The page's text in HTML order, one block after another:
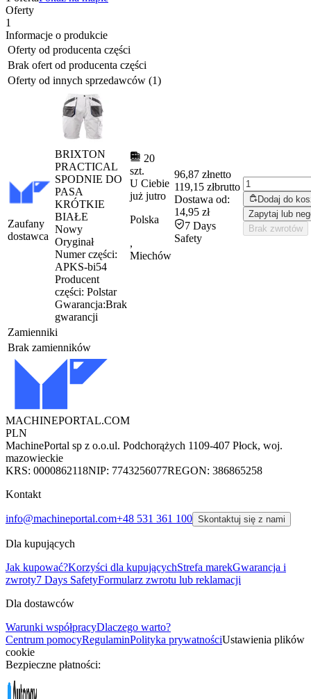
Oferty
1
Informacje o produkcie
Oferty od producenta części
Brak ofert od producenta części
Oferty od innych sprzedawców (1)
Zaufany
dostawca
BRIXTON
PRACTICAL
SPODNIE DO
PASA
KRÓTKIE
BIAŁE
Nowy
Oryginał
Numer części:
APKS-bi54
Producent
części: Polstar
Gwarancja:Brak
gwarancji
20
szt.
U Ciebie
już jutro
Polska
,
Miechów
96,87 złnetto
119,15 złbrutto
Dostawa od:
14,95 zł
7 Days
Safety
Dodaj do
Zapytaj lub
Brak zwrotów
Zamienniki
Brak zamienników
MACHINEPORTAL.COM
PLN
MachinePortal sp z o.o.ul. Podchorążych 1109-407 Płock, woj.
mazowieckie
KRS: 0000862118NIP: 7743256077REGON: 386865258
Kontakt
info@machineportal.com+48 531 361 100 Skontaktuj się z nami
Dla kupujących
Jak kupować?Korzyści dla kupującychStrefa marekGwarancja i
zwroty7 Days SafetyFormularz zwrotu lub reklamacji
Dla dostawców
Warunki współpracyDlaczego warto?
Centrum pomocyRegulaminPolityka prywatnościUstawienia plików
cookie
Bezpieczne płatności: